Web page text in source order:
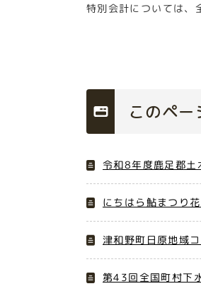
特別会計については、
このペ
令和8年度鹿足郡土
にちはら鮎まつり
津和野町日原地域
第43回全国町村下